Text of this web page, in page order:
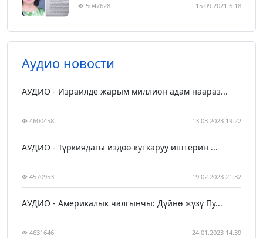
5047628 15.09.2021 6:18
Аудио новости
АУДИО - Израилде жарым миллион адам наараз...
4600458 13.03.2023 19:22
АУДИО - Түркиядагы издөө-куткаруу иштерин ...
4570953 19.02.2023 21:32
АУДИО - Америкалык чалгынчы: Дүйнө жүзү Пу...
4631646 24.01.2023 14:39